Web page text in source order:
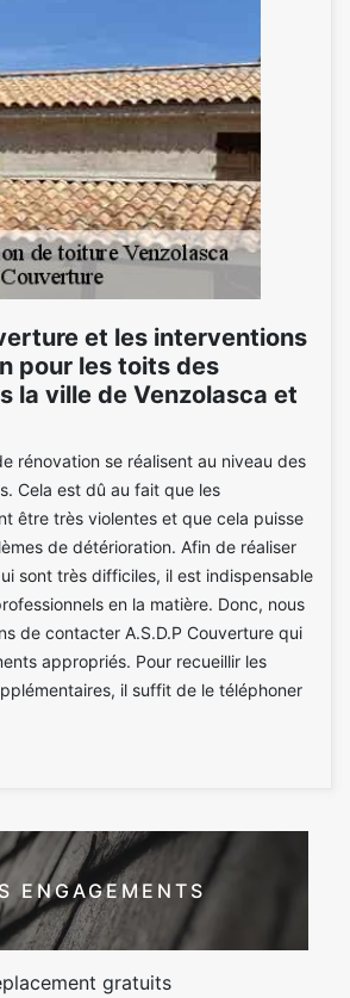
et les interventions
pour les toits des
la ville de Venzolasca et
rénovation se réalisent au niveau des
Cela est dû au fait que les
être très violentes et que cela puisse
de détérioration. Afin de réaliser
sont très difficiles, il est indispensable
en la matière. Donc, nous
de contacter A.S.D.P Couverture qui
appropriés. Pour recueillir les
il suffit de le téléphoner
ENGAGEMENTS
gratuits